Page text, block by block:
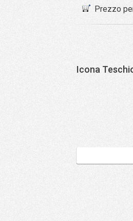
Prezzo
Icona